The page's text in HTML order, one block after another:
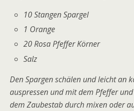
10 Stangen Spargel
1 Orange
20 Rosa Pfeffer Körner
Salz
Den Spargen schälen und leicht an
auspressen und mit dem Pfeffer
dem Zaubestab durch mixen oder